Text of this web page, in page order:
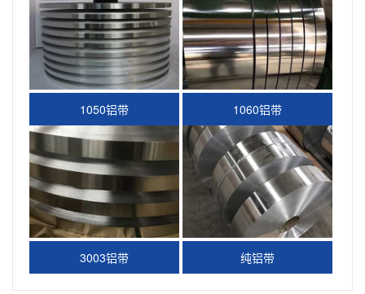
1050铝带 1060铝带
3003铝带 纯铝带